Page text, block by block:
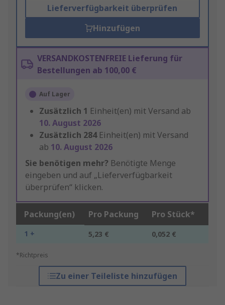
Lieferverfügbarkeit überprüfen
Hinzufügen
VERSANDKOSTENFREIE Lieferung für
Bestellungen ab 100,00 €
Auf Lager
Zusätzlich 1 Einheit(en) mit Versand ab
10. August 2026
Zusätzlich 284 Einheit(en) mit Versand
ab 10. August 2026
Sie benötigen mehr? Benötigte Menge
eingeben und auf „Lieferverfügbarkeit
überprüfen“ klicken.
Packung(en) Pro Packung Pro Stück*
1 + 5,23 € 0,052 €
*Richtpreis
Zu einer Teileliste hinzufügen